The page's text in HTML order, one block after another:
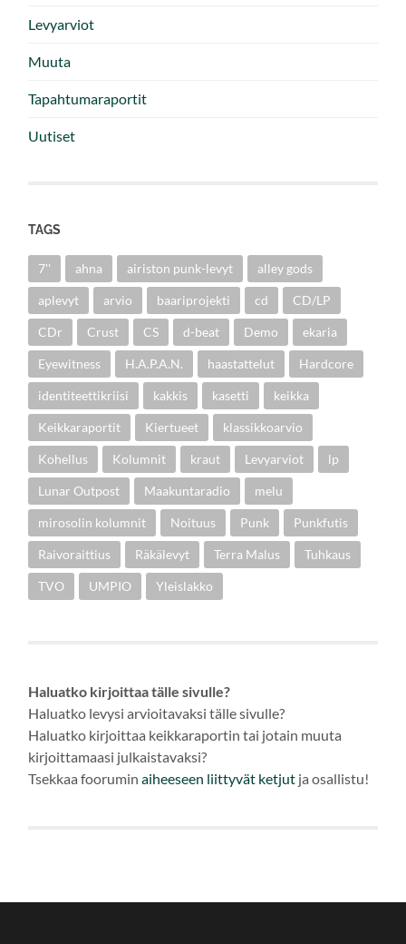
Levyarviot
Muuta
Tapahtumaraportit
Uutiset
TAGS
7'' ahna airiston punk-levyt alley gods
aplevyt arvio baariprojekti cd CD/LP
CDr Crust CS d-beat Demo ekaria
Eyewitness H.A.P.A.N. haastattelut Hardcore
identiteettikriisi kakkis kasetti keikka
Keikkaraportit Kiertueet klassikkoarvio
Kohellus Kolumnit kraut Levyarviot lp
Lunar Outpost Maakuntaradio melu
mirosolin kolumnit Noituus Punk Punkfutis
Raivoraittius Räkälevyt Terra Malus Tuhkaus
TVO UMPIO Yleislakko
Haluatko kirjoittaa tälle sivulle?
Haluatko levysi arvioitavaksi tälle sivulle?
Haluatko kirjoittaa keikkaraportin tai jotain muuta
kirjoittamaasi julkaistavaksi?
Tsekkaa fooruminaiheeseen liittyvät ketjut ja osallistu!